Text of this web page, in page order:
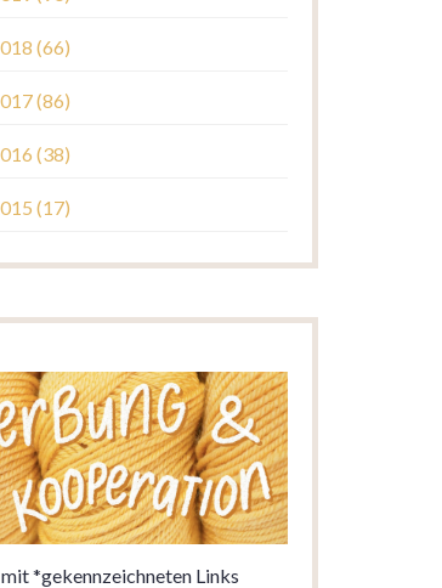
(66)
(86)
(38)
(17)
*gekennzeichneten Links